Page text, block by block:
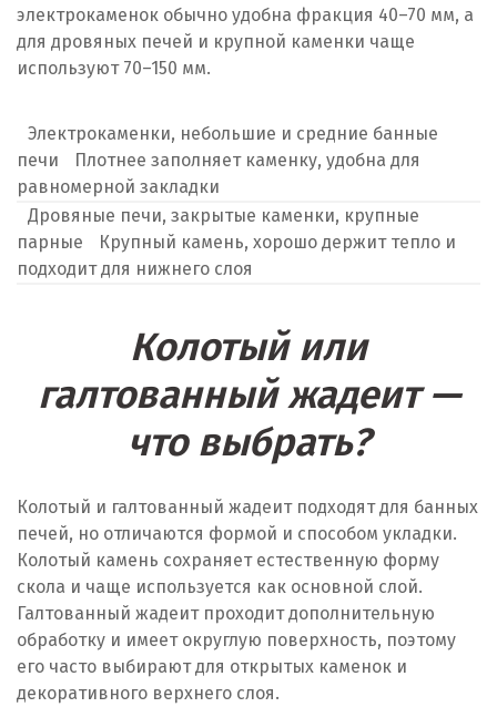
электрокаменок обычно удобна фракция 40–70 мм, а
для дровяных печей и крупной каменки чаще
используют 70–150 мм.
Электрокаменки, небольшие и средние банные
печи
Плотнее заполняет каменку, удобна для
равномерной закладки
Дровяные печи, закрытые каменки, крупные
парные
Крупный камень, хорошо держит тепло и
подходит для нижнего слоя
Колотый или
галтованный жадеит —
что выбрать?
Колотый и галтованный жадеит подходят для банных
печей, но отличаются формой и способом укладки.
Колотый камень сохраняет естественную форму
скола и чаще используется как основной слой.
Галтованный жадеит проходит дополнительную
обработку и имеет округлую поверхность, поэтому
его часто выбирают для открытых каменок и
декоративного верхнего слоя.